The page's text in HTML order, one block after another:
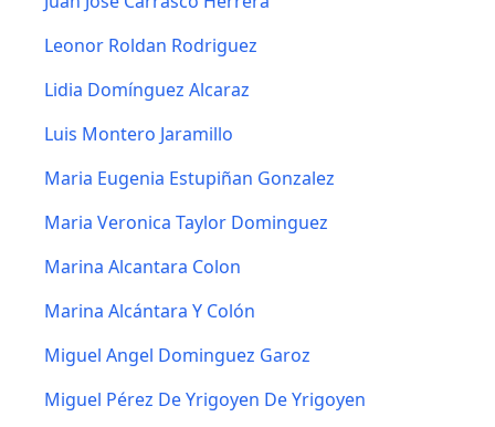
Leonor Roldan Rodriguez
Lidia Domínguez Alcaraz
Luis Montero Jaramillo
Maria Eugenia Estupiñan Gonzalez
Maria Veronica Taylor Dominguez
Marina Alcantara Colon
Marina Alcántara Y Colón
Miguel Angel Dominguez Garoz
Miguel Pérez De Yrigoyen De Yrigoyen